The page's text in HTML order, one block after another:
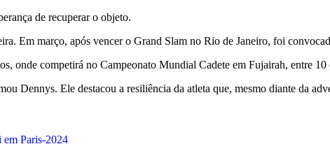
de recuperar o objeto.
Em março, após vencer o Grand Slam no Rio de Janeiro, foi
onde competirá no Campeonato Mundial Cadete em Fujairah, entre 10
Dennys. Ele destacou a resiliência da atleta que, mesmo diante da
Paris-2024